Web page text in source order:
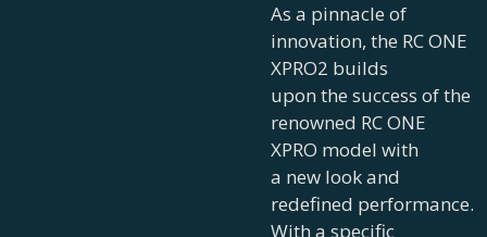
As a pinnacle of
innovation, the RC ONE
XPRO2 builds
upon the success of the
renowned RC ONE
XPRO model with
a new look and
redefined performance.
With a specific